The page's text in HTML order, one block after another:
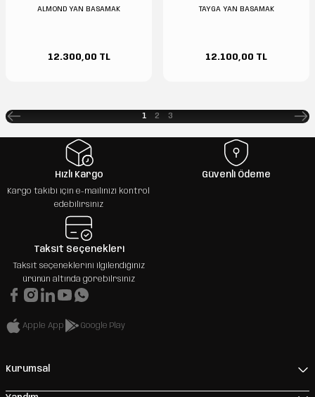
ALMOND YAN BASAMAK
12.300,00 TL
TAYGA YAN BASAMAK
12.100,00 TL
1 2 3
Hızlı Kargo
Kargo takibi için e-mailinizi kontrol
edebilirsiniz
Güvenli Ödeme
Taksit Seçenekleri
Taksit seçeneklerini ilgilendiğiniz
ürünün altında görebilrsiniz
Apple App Google Play
Kurumsal